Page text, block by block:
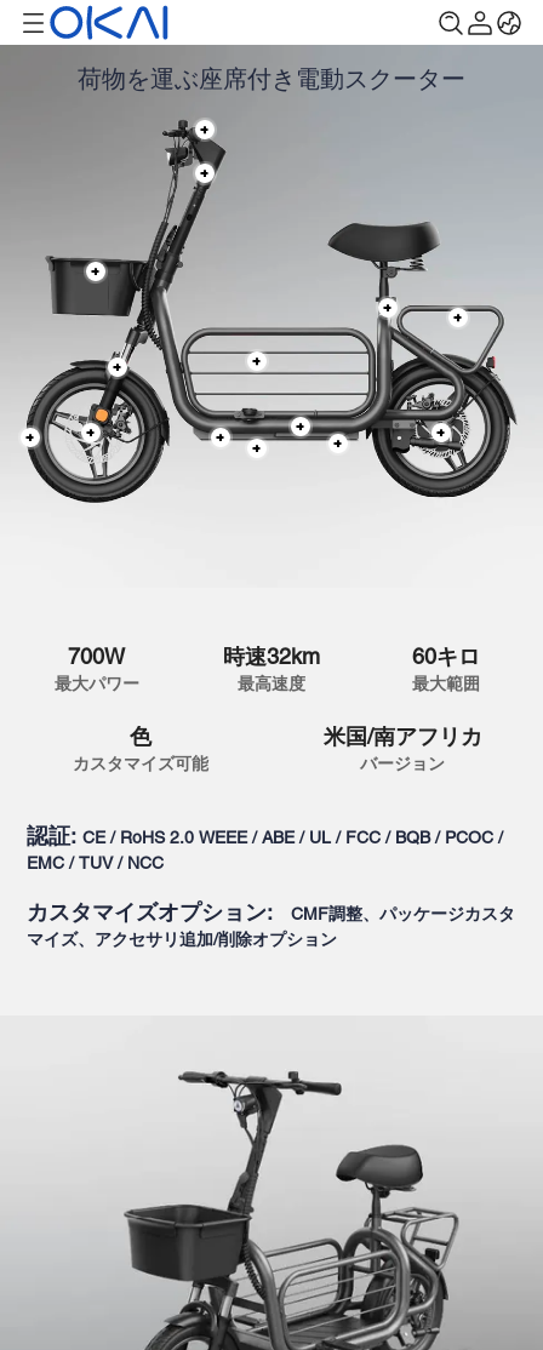
荷物を運ぶ座席付き電動スクーター
700W
最大パワー
時速32km
最高速度
60キロ
最大範囲
色
カスタマイズ可能
米国/南アフリカ
バージョン
認証: CE / RoHS 2.0 WEEE / ABE / UL / FCC / BQB / PCOC /
EMC / TUV / NCC
カスタマイズオプション:
CMF調整、パッケージカスタ
マイズ、アクセサリ追加/削除オプション